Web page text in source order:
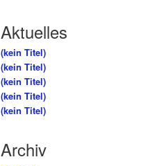
Aktuelles
(kein Titel)
(kein Titel)
(kein Titel)
(kein Titel)
(kein Titel)
Archiv